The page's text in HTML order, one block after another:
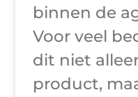
binnen de
Voor veel
dit niet
product,